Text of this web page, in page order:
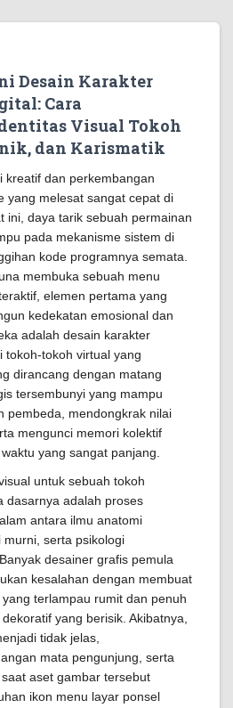
Desain Karakter
Cara
Visual Tokoh
dan Karismatik
kreatif dan perkembangan
yang melesat sangat cepat di
ini, daya tarik sebuah permainan
pada mekanisme sistem di
kode programnya semata.
membuka sebuah menu
elemen pertama yang
kedekatan emosional dan
adalah desain karakter
tokoh-tokoh virtual yang
dirancang dengan matang
tersembunyi yang mampu
pembeda, mendongkrak nilai
mengunci memori kolektif
yang sangat panjang.
untuk sebuah tokoh
dasarnya adalah proses
antara ilmu anatomi
serta psikologi
desainer grafis pemula
kesalahan dengan membuat
terlampau rumit dan penuh
yang berisik. Akibatnya,
tidak jelas,
mata pengunjung, serta
aset gambar tersebut
ikon menu layar ponsel